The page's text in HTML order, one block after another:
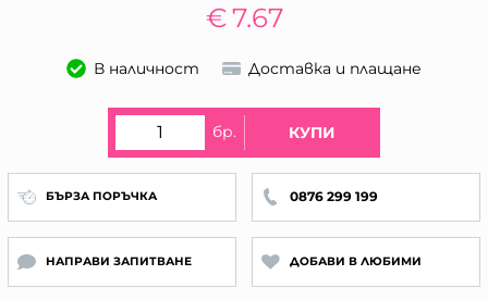
7.67
€
В наличност Доставка и плащане
бр. КУПИ
БЪРЗА ПОРЪЧКА 0876 299 199
НАПРАВИ ЗАПИТВАНЕ ДОБАВИ В ЛЮБИМИ